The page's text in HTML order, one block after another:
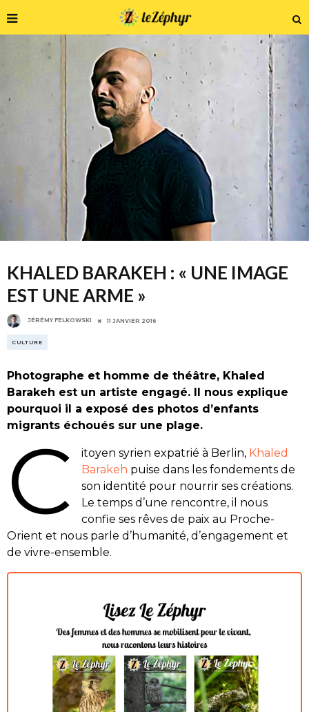
KHALED BARAKEH : « UNE IMAGE
EST UNE ARME »
JÉRÉMY FELKOWSKI 11 JANVIER 2016
CULTURE
Photographe et homme de théâtre, Khaled
Barakeh est un artiste engagé. Il nous explique
pourquoi il a exposé des photos d’enfants
migrants échoués sur une plage.
C itoyen syrien expatrié à Berlin, Khaled
Barakeh puise dans les fondements de
son identité pour nourrir ses créations.
Le temps d’une rencontre, il nous
confie ses rêves de paix au Proche-
Orient et nous parle d’humanité, d’engagement et
de vivre-ensemble.